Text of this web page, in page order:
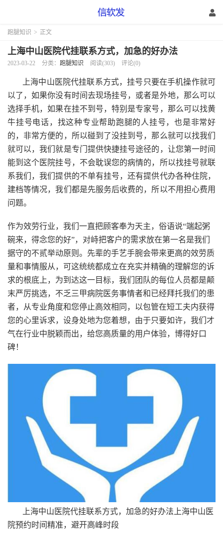
跑腿知识 > 正文
上海中山医院代挂联系方式，加急的好办法
2023-03-22 分类： 跑腿知识 阅读(303) 评论(0)
上海中山医院代挂联系方式，挂号只要在手机操作就可
以了，如果你没有时间去现场挂号，或者是外地，那么可以
选择手机，如果在挂不到号，特别是专家号，那么可以找黄
牛挂号电话，找这种专业帮助跑腿的人挂号，也是非常好
的，非常方便的，所以碰到了没挂到号，那么就可以找我们
就可以，我们就是专门提供快捷挂号途径的，让您第一时间
能到这个医院挂号，不会耽误您的病情的，所以找挂号就联
系我们，我们提供的不单有挂号，还有提供代办各种住院，
建档等情况，我们都是先服务后收费的，所以不用担心费用
问题。
作为效劳行业，我们一直把顾客奉为天主，俗语说“端起粥
碗来，得念您的好”，对峙把客户的需求放在第一名是我们
据守的不贰举动原则。先辈的手艺手腕会带来更高的效劳质
量和事情服从，可这统统都成立在充实并精确的理解您的诉
求的根底上，为到达这一目标，我们团队的每位人员都是颠
末严厉挑选，不乏三甲病院医务事情者和已经拜托我们的患
者，从专业角度和您停止高效相同，以包管在短工夫内获得
您的心里诉求，设身处地为您着想，由于只要如许，我们才
气在行业中脱颖而出，给您高质量的用户体验，博得好口
碑！
上海中山医院代挂联系方式，加急的好办法上海中山医
院预约时间精准，避开高峰时段